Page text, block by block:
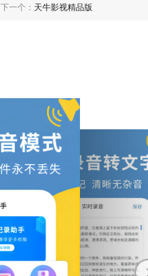
下一个： 天牛影视精品版